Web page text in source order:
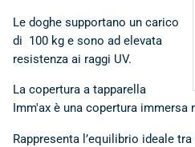
Le doghe supportano un carico
di 100 kg e sono ad elevata
resistenza ai raggi UV.
La copertura a tapparella
Imm'ax è una copertura immersa
Rappresenta l’equilibrio ideale